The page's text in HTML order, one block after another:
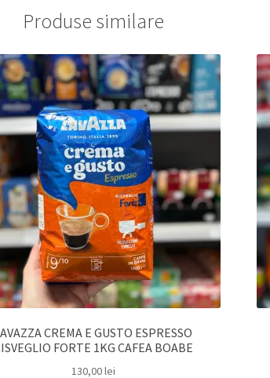
Produse similare
CREMA E GUSTO ESPRESSO
FORTE 1KG CAFEA BOABE
130,00lei